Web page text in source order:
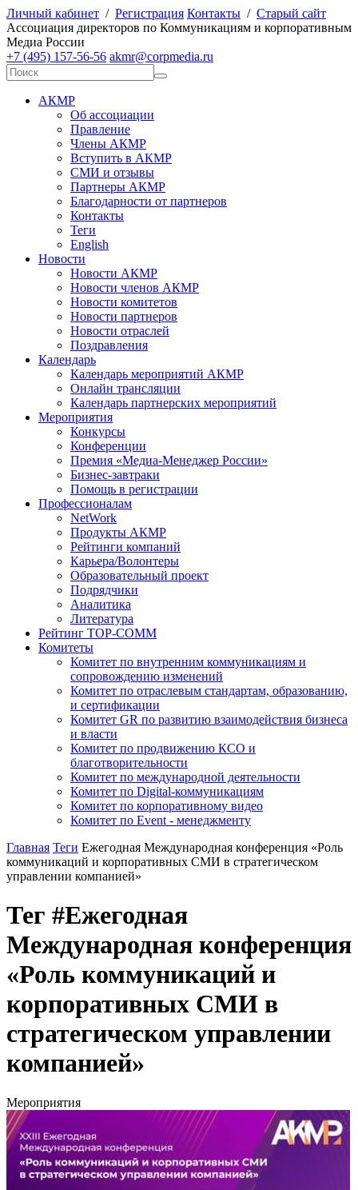
Личный кабинет / Регистрация Контакты / Старый сайт
Ассоциация директоров по Коммуникациям и корпоративным
Медиа России
+7 (495) 157-56-56 akmr@corpmedia.ru
АКМР
Об ассоциации
Правление
Члены АКМР
Вступить в АКМР
СМИ и отзывы
Партнеры АКМР
Благодарности от партнеров
Контакты
Теги
English
Новости
Новости АКМР
Новости членов АКМР
Новости комитетов
Новости партнеров
Новости отраслей
Поздравления
Календарь
Календарь мероприятий АКМР
Онлайн трансляции
Календарь партнерских мероприятий
Мероприятия
Конкурсы
Конференции
Премия «Медиа-Менеджер России»
Бизнес-завтраки
Помощь в регистрации
Профессионалам
NetWork
Продукты АКМР
Рейтинги компаний
Карьера/Волонтеры
Образовательный проект
Подрядчики
Аналитика
Литература
Рейтинг TOP-COMM
Комитеты
Комитет по внутренним коммуникациям и
сопровождению изменений
Комитет по отраслевым стандартам, образованию,
и сертификации
Комитет GR по развитию взаимодействия бизнеса
и власти
Комитет по продвижению КСО и
благотворительности
Комитет по международной деятельности
Комитет по Digital-коммуникациям
Комитет по корпоративному видео
Комитет по Event - менеджменту
Главная Теги Ежегодная Международная конференция «Роль
коммуникаций и корпоративных СМИ в стратегическом
управлении компанией»
Тег #Ежегодная
Международная конференция
«Роль коммуникаций и
корпоративных СМИ в
стратегическом управлении
компанией»
Мероприятия